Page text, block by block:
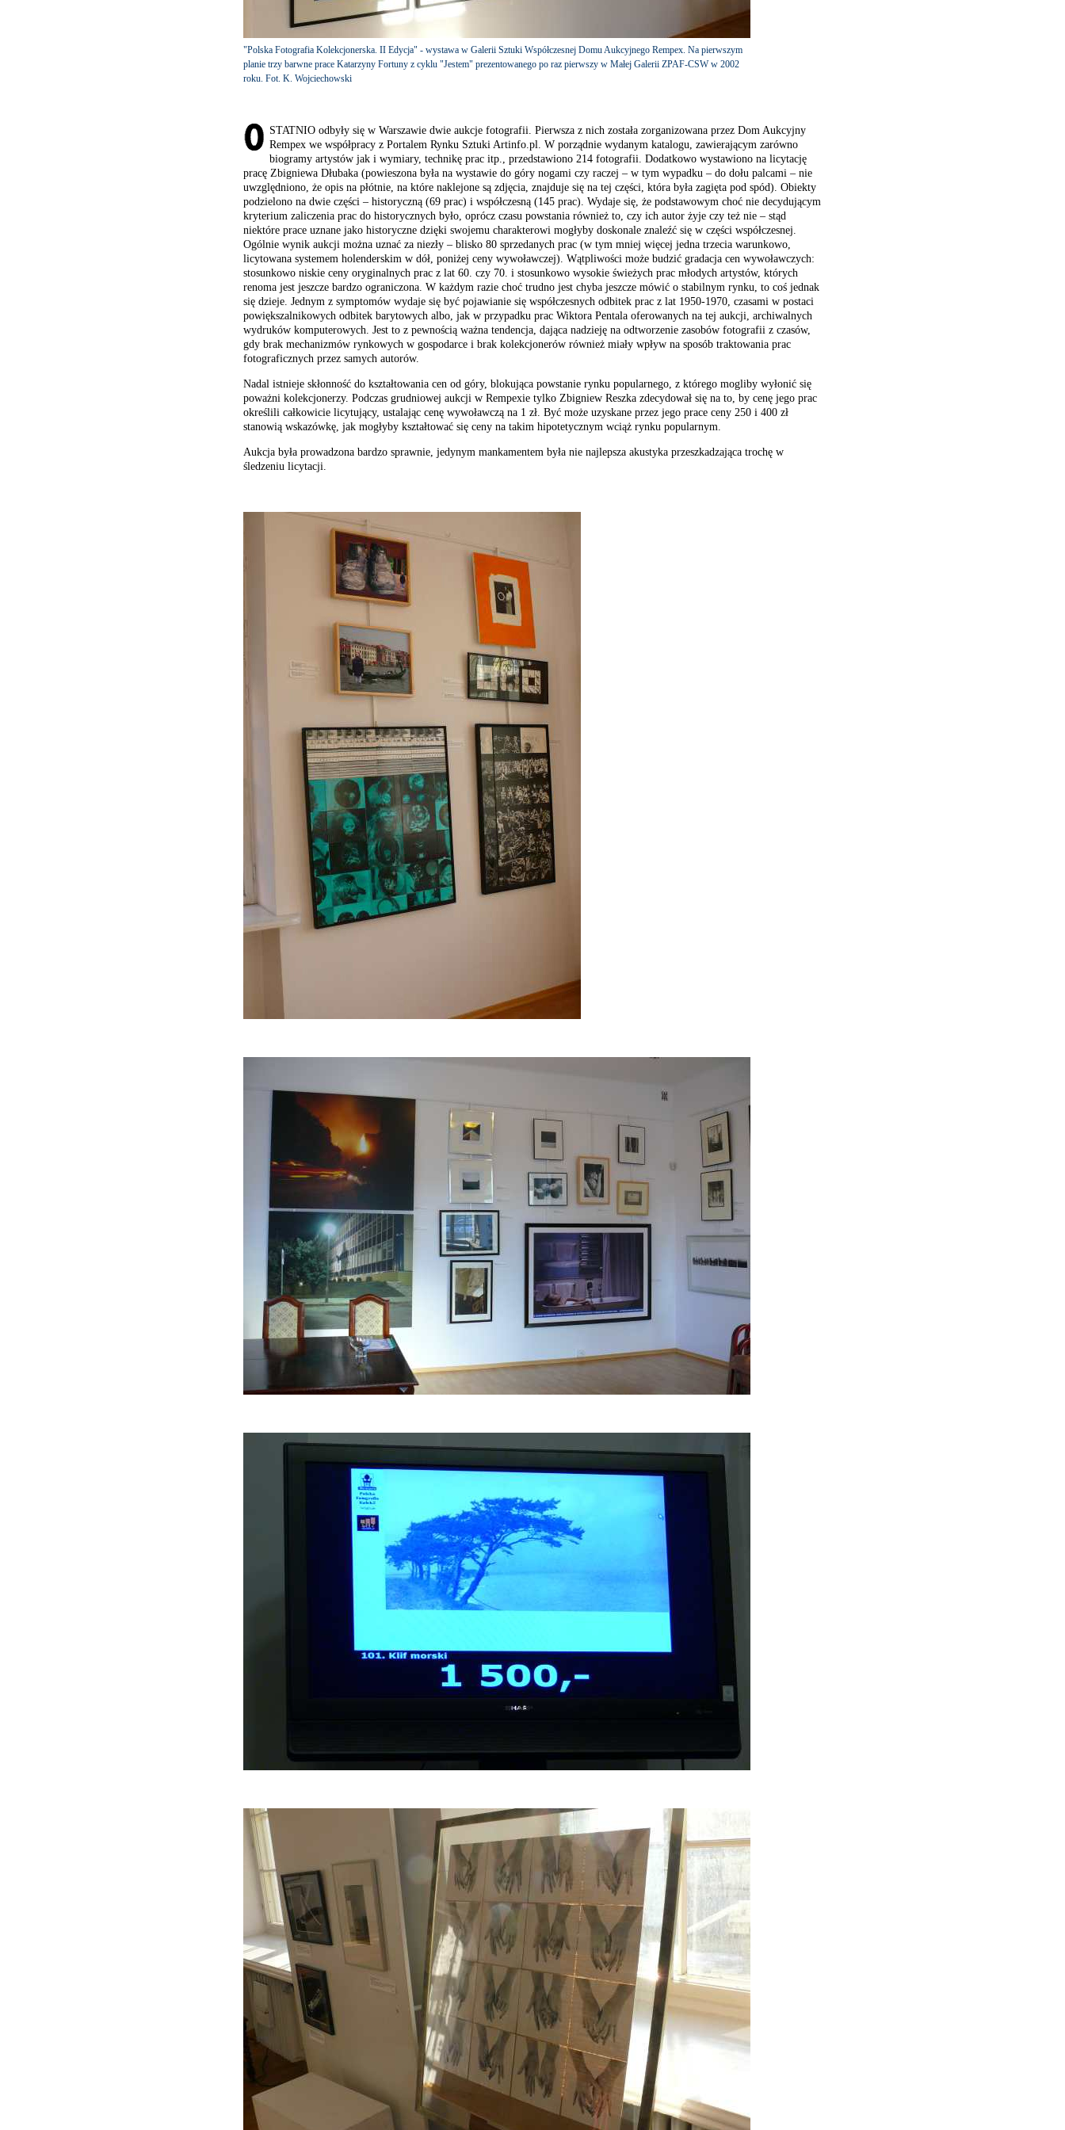
"Polska Fotografia Kolekcjonerska. II Edycja" - wystawa w Galerii Sztuki Współczesnej Domu Aukcyjnego Rempex. Na pierwszym
planie trzy barwne prace Katarzyny Fortuny z cyklu "Jestem" prezentowanego po raz pierwszy w Małej Galerii ZPAF-CSW w 2002
roku. Fot. K. Wojciechowski
STATNIO odbyły się w Warszawie dwie aukcje fotografii. Pierwsza z nich została zorganizowana przez Dom Aukcyjny
Rempex we współpracy z Portalem Rynku Sztuki Artinfo.pl. W porządnie wydanym katalogu, zawierającym zarówno
biogramy artystów jak i wymiary, technikę prac itp., przedstawiono 214 fotografii. Dodatkowo wystawiono na licytację
pracę Zbigniewa Dłubaka (powieszona była na wystawie do góry nogami czy raczej – w tym wypadku – do dołu palcami – nie
uwzględniono, że opis na płótnie, na które naklejone są zdjęcia, znajduje się na tej części, która była zagięta pod spód). Obiekty
podzielono na dwie części – historyczną (69 prac) i współczesną (145 prac). Wydaje się, że podstawowym choć nie decydującym
kryterium zaliczenia prac do historycznych było, oprócz czasu powstania również to, czy ich autor żyje czy też nie – stąd
niektóre prace uznane jako historyczne dzięki swojemu charakterowi mogłyby doskonale znaleźć się w części współczesnej.
Ogólnie wynik aukcji można uznać za niezły – blisko 80 sprzedanych prac (w tym mniej więcej jedna trzecia warunkowo,
licytowana systemem holenderskim w dół, poniżej ceny wywoławczej). Wątpliwości może budzić gradacja cen wywoławczych:
stosunkowo niskie ceny oryginalnych prac z lat 60. czy 70. i stosunkowo wysokie świeżych prac młodych artystów, których
renoma jest jeszcze bardzo ograniczona. W każdym razie choć trudno jest chyba jeszcze mówić o stabilnym rynku, to coś jednak
się dzieje. Jednym z symptomów wydaje się być pojawianie się współczesnych odbitek prac z lat 1950-1970, czasami w postaci
powiększalnikowych odbitek barytowych albo, jak w przypadku prac Wiktora Pentala oferowanych na tej aukcji, archiwalnych
wydruków komputerowych. Jest to z pewnością ważna tendencja, dająca nadzieję na odtworzenie zasobów fotografii z czasów,
gdy brak mechanizmów rynkowych w gospodarce i brak kolekcjonerów również miały wpływ na sposób traktowania prac
fotograficznych przez samych autorów.
Nadal istnieje skłonność do kształtowania cen od góry, blokująca powstanie rynku popularnego, z którego mogliby wyłonić się
poważni kolekcjonerzy. Podczas grudniowej aukcji w Rempexie tylko Zbigniew Reszka zdecydował się na to, by cenę jego prac
określili całkowicie licytujący, ustalając cenę wywoławczą na 1 zł. Być może uzyskane przez jego prace ceny 250 i 400 zł
stanowią wskazówkę, jak mogłyby kształtować się ceny na takim hipotetycznym wciąż rynku popularnym.
Aukcja była prowadzona bardzo sprawnie, jedynym mankamentem była nie najlepsza akustyka przeszkadzająca trochę w
śledzeniu licytacji.